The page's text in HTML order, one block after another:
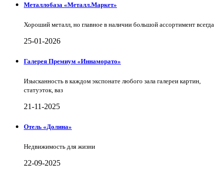
Металлобаза «Металл.Маркет»
Хороший металл, но главное в наличии большой ассортимент всегда
25-01-2026
Галерея Премиум «Иннаморато»
Изысканность в каждом экспонате любого зала галереи картин,
статуэток, ваз
21-11-2025
Отель «Долина»
Недвижимость для жизни
22-09-2025